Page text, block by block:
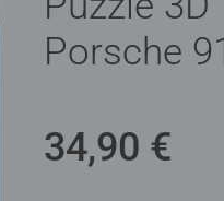
Porsche
34,90 €